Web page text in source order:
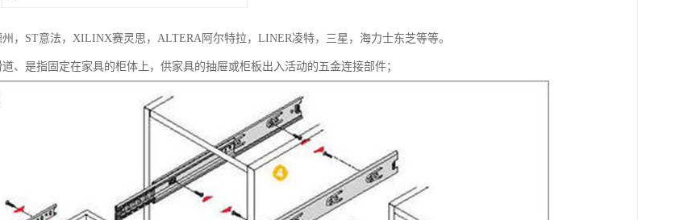
，ST意法，XILINX赛灵思，ALTERA阿尔特拉，LINER凌特，三星，海力士东芝等等。
、是指固定在家具的柜体上，供家具的抽屉或柜板出入活动的五金连接部件；